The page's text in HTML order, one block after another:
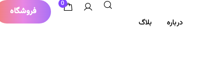
درباره بلاگ
0
فروشگاه